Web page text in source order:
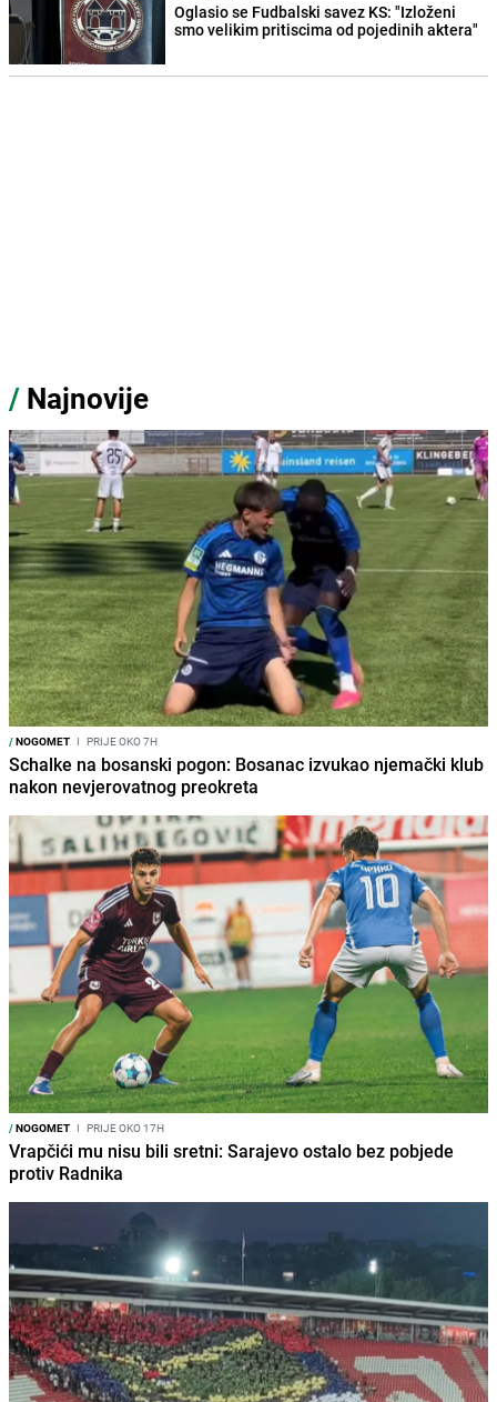
Oglasio se Fudbalski savez KS: "Izloženi
smo velikim pritiscima od pojedinih aktera"
/ Najnovije
/NOGOMET I PRIJE OKO 7H
Schalke na bosanski pogon: Bosanac izvukao njemački klub
nakon nevjerovatnog preokreta
/NOGOMET I PRIJE OKO 17H
Vrapčići mu nisu bili sretni: Sarajevo ostalo bez pobjede
protiv Radnika